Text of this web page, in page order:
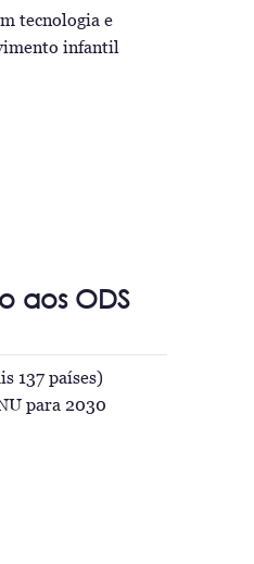
tecnologia e
infantil
aos ODS
137 países)
para 2030